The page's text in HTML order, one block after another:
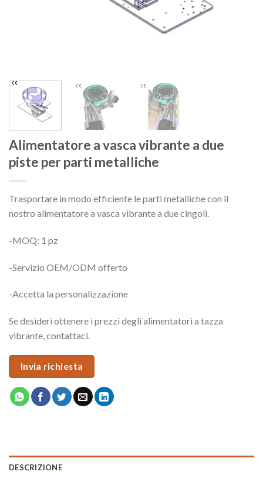
Alimentatore a vasca vibrante a due
piste per parti metalliche
Trasportare in modo efficiente le parti metalliche con il
nostro alimentatore a vasca vibrante a due cingoli.
-MOQ: 1 pz
-Servizio OEM/ODM offerto
-Accetta la personalizzazione
Se desideri ottenere i prezzi degli alimentatori a tazza
vibrante, contattaci.
Invia richiesta
DESCRIZIONE